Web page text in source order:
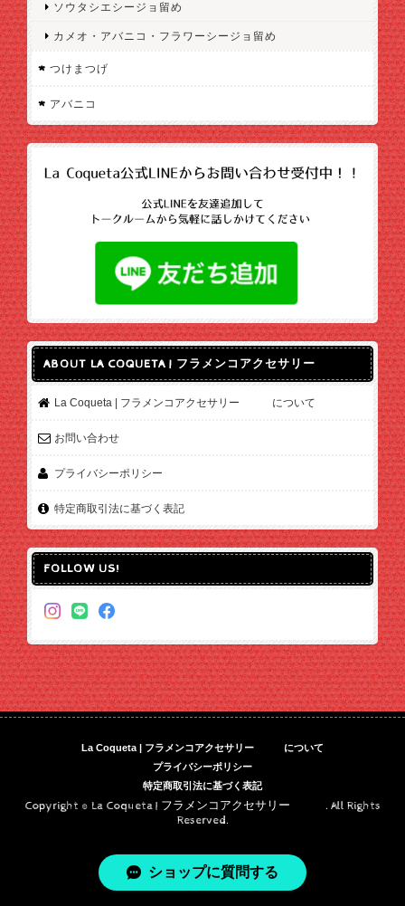
ソウタシエシージョ留め
カメオ・アバニコ・フラワーシージョ留め
つけまつげ
アバニコ
ABOUT LA COQUETA | フラメンコアクセサリー
La Coqueta | フラメンコアクセサリー について
お問い合わせ
プライバシーポリシー
特定商取引法に基づく表記
FOLLOW US!
La Coqueta | フラメンコアクセサリー について
プライバシーポリシー
特定商取引法に基づく表記
Copyright © La Coqueta | フラメンコアクセサリー . All Rights
Reserved.
ショップに質問する